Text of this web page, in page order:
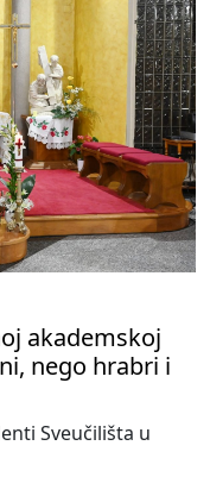
akademskoj
nego hrabri i
Sveučilišta u